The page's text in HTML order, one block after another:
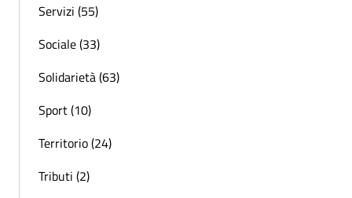
Servizi (55)
Sociale (33)
Solidarietà (63)
Sport (10)
Territorio (24)
Tributi (2)